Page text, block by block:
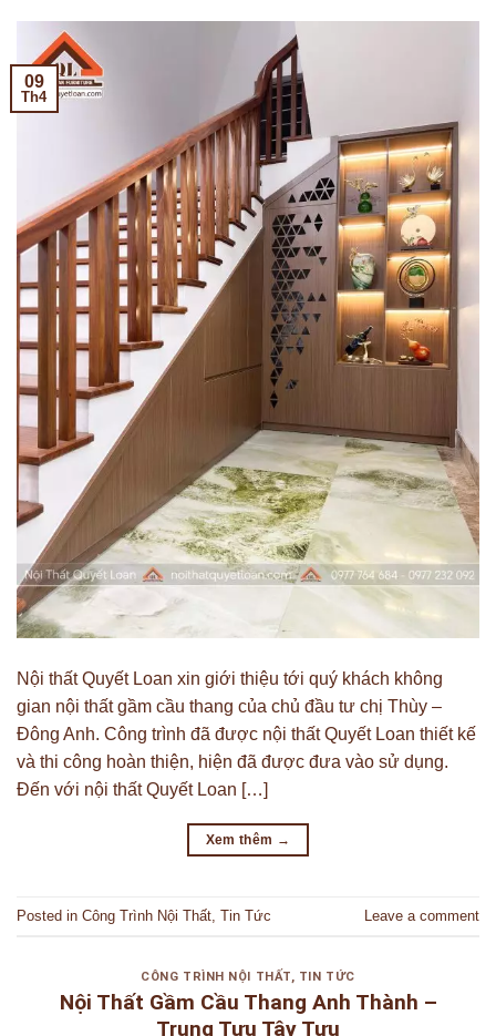
09
Th4
Nội thất Quyết Loan xin giới thiệu tới quý khách không
gian nội thất gầm cầu thang của chủ đầu tư chị Thùy –
Đông Anh. Công trình đã được nội thất Quyết Loan thiết kế
và thi công hoàn thiện, hiện đã được đưa vào sử dụng.
Đến với nội thất Quyết Loan […]
Xem thêm →
Posted in Công Trình Nội Thất Tin Tức Leave a comment
CÔNG TRÌNH NỘI THẤT, TIN TỨC
Nội Thất Gầm Cầu Thang Anh Thành –
Trung Tựu Tây Tựu